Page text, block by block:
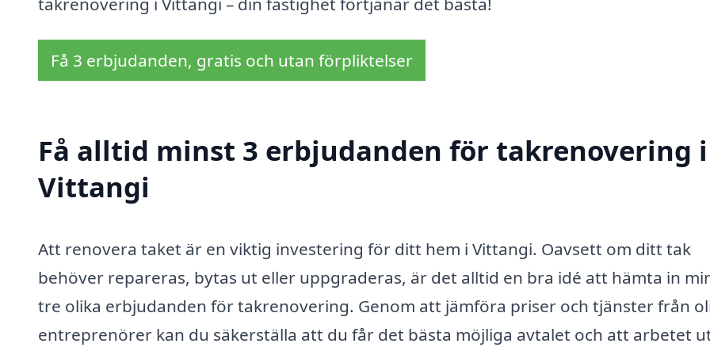
Få 3 erbjudanden, gratis och utan förpliktelser
Få alltid minst 3 erbjudanden för takrenovering i
Vittangi
Att renovera taket är en viktig investering för ditt hem i Vittangi. Oavsett om ditt tak
behöver repareras, bytas ut eller uppgraderas, är det alltid en bra idé att hämta in
tre olika erbjudanden för takrenovering. Genom att jämföra priser och tjänster från
entreprenörer kan du säkerställa att du får det bästa möjliga avtalet och att arbetet